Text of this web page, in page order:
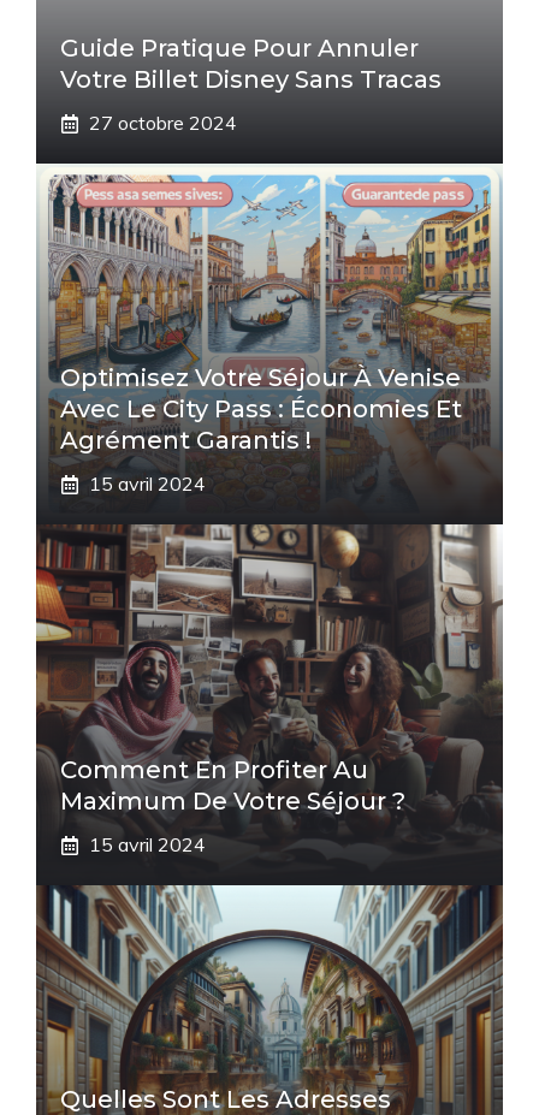
Guide Pratique Pour Annuler
Votre Billet Disney Sans Tracas
27 octobre 2024
Optimisez Votre Séjour À Venise
Avec Le City Pass : Économies Et
Agrément Garantis !
15 avril 2024
Comment En Profiter Au
Maximum De Votre Séjour ?
15 avril 2024
Quelles Sont Les Adresses